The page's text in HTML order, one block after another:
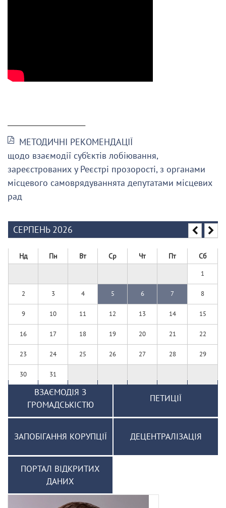
МЕТОДИЧНІ РЕКОМЕНДАЦІЇ
щодо взаємодії суб’єктів лобіювання,
зареєстрованих у Реєстрі прозорості, з органами
місцевого самоврядуваннята депутатами місцевих
рад
СЕРПЕНЬ 2026
Нд Пн Вт Ср Чт Пт Сб
1
2 3 4 5 6 7 8
9 10 11 12 13 14 15
16 17 18 19 20 21 22
23 24 25 26 27 28 29
30 31
ВЗАЄМОДІЯ З
ГРОМАДСЬКІСТЮ
ПЕТИЦІЇ
ЗАПОБІГАННЯ КОРУПЦІЇ ДЕЦЕНТРАЛІЗАЦІЯ
ПОРТАЛ ВІДКРИТИХ
ДАНИХ